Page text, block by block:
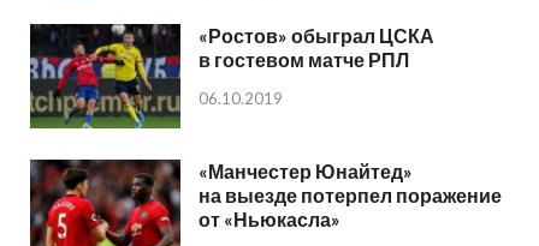
«Ростов» обыграл ЦСКА
в гостевом матче РПЛ
06.10.2019
«Манчестер Юнайтед»
на выезде потерпел поражение
от «Ньюкасла»